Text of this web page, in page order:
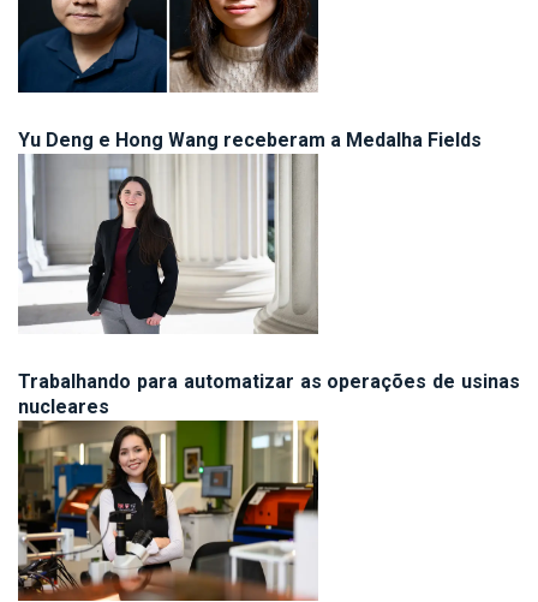
Yu Deng e Hong Wang receberam a Medalha Fields
Trabalhando para automatizar as operações de usinas
nucleares